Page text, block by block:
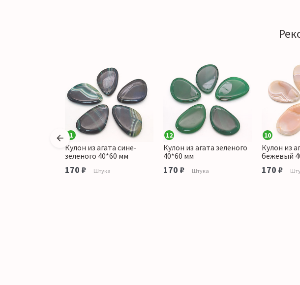
1
Кулон из агата сине-
зеленого 40*60 мм
170 ₽ Штука
12
Кулон из агата зеленого
40*60 мм
170 ₽ Штука
10
Кулон из
бежевый
170 ₽